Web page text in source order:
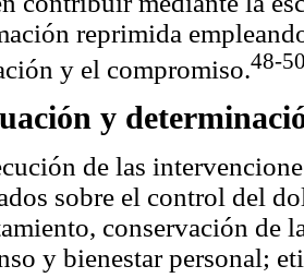
reprimida
y el compromiso.48-
y
de las
sobre el control del
conservación de
y bienestar personal;